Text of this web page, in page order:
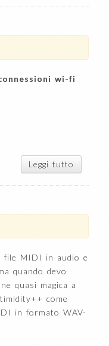
Strip
wi-fi
Leggi tutto
Cracking
di reti
file MIDI in audio e
quando devo
quasi magica a
come
in formato WAV-